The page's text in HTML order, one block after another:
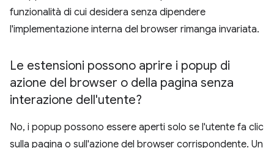
funzionalità di cui desidera senza dipendere
l'implementazione interna del browser rimanga invariata.
Le estensioni possono aprire i popup di
azione del browser o della pagina senza
interazione dell'utente?
No, i popup possono essere aperti solo se l'utente fa clic
sulla pagina o sull'azione del browser corrispondente. Un